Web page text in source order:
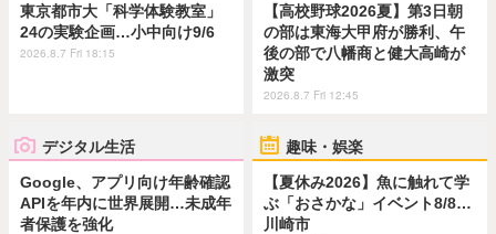
東京都市大「科学体験教室」
24の実験企画…小中向け9/6
2026.8.7 Fri 18:15
【高校野球2026夏】第3日朝
の部は東海大甲府が勝利、午
後の部で八幡商と健大高崎が
激突
2026.8.7 Fri 12:45
デジタル生活
Google、アプリ向け年齢確認
APIを年内に世界展開…未成年
者保護を強化
趣味・娯楽
【夏休み2026】魚に触れて学
ぶ「おさかな」イベント8/8…
川崎市